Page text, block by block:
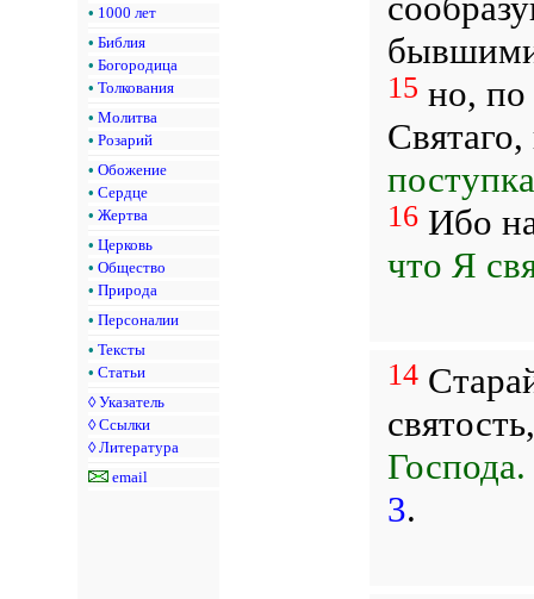
• 1000 лет
• Библия
• Богородица
• Толкования
• Молитва
• Розарий
• Обожение
• Сердце
• Жертва
• Церковь
• Общество
• Природа
• Персоналии
• Тексты
• Статьи
◊ Указатель
◊ Ссылки
◊ Литература
email
15 но, по
16Ибо
что Я
14
Господа.
3.